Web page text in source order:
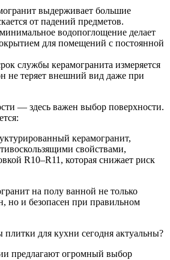
выдерживает большие
от падений предметов.
водопоглощение делает
для помещений с постоянной
службы керамогранита измеряется
не теряет внешний вид даже при
— здесь важен выбор поверхности.
керамогранит,
свойствами,
R10–R11, которая снижает риск
на полу ванной не только
но и безопасен при правильном
для кухни сегодня актуальны?
предлагают огромный выбор